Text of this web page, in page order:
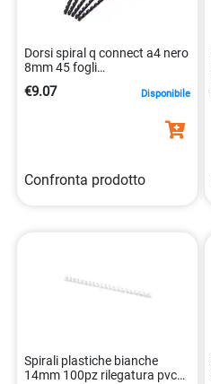
Dorsi spiral q connect a4 nero
8mm 45 fogli
€9.07 Disponibile
Confronta prodotto
Spirali plastiche bianche
14mm 100pz rilegatura pvc